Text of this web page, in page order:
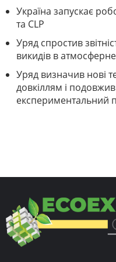
Україна запускає
та CLP
Уряд спростив
викидів в
Уряд визначив нові
довкіллям і
експериментальний